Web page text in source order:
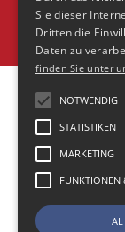
Sie dieser
Dritten die
Daten zu
finden Sie unter
NOTWENDIG
STATISTIKEN
MARKETING
FUNKTIONEN